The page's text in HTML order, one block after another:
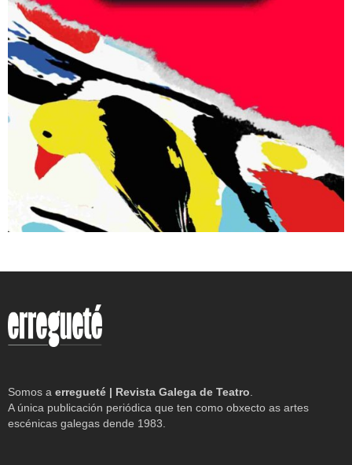
Somos a erregueté | Revista Galega de Teatro
A única publicación periódica que ten como obxecto as artes
escénicas galegas dende 1983.